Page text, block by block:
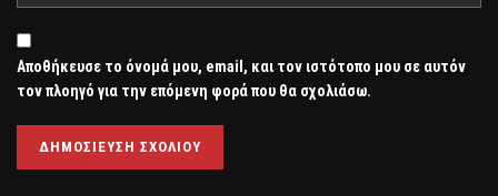
Αποθήκευσε το όνομά μου, email, και τον ιστότοπο μου σε αυτόν
τον πλοηγό για την επόμενη φορά που θα σχολιάσω.